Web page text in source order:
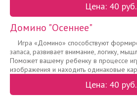
Цена: 40 руб.
Домино "Осеннее"
Игра «Домино» способствуют
запаса, развивает внимание, логику,
Поможет вашему ребенку в процессе
изображения и находить одинаковые
Цена: 40 руб.